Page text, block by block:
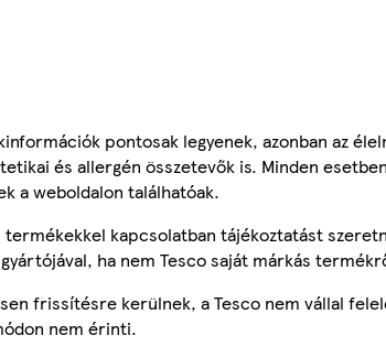
pontosak legyenek, azonban az
és allergén összetevők is. Minden
a weboldalon találhatóak.
termékekkel kapcsolatban tájékoztatást
ha nem Tesco saját márkás
frissítésre kerülnek, a Tesco nem vállal
nem érinti.